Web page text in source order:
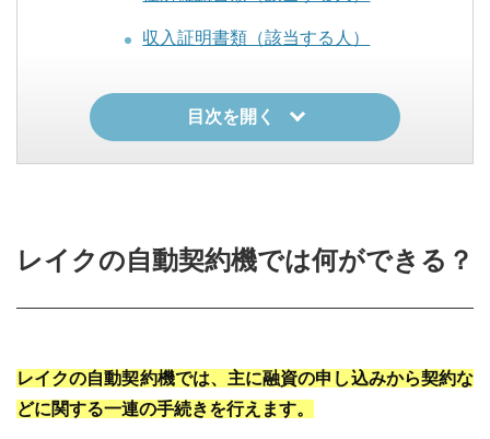
収入証明書類（該当する人）
自動契約機から借入や返済はできないの
レイクの自動契約機の設置場所はどこ？
目次を開く
レイクの自動契約機では何ができる？
レイクの自動契約機では、主に融資の申し込みから契約な
どに関する一連の手続きを行えます。